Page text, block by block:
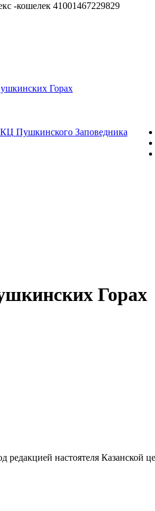
-кошелек 41001467229829
Горах
Пушкинского Заповедника
Горах
редакцией настоятеля Казанской